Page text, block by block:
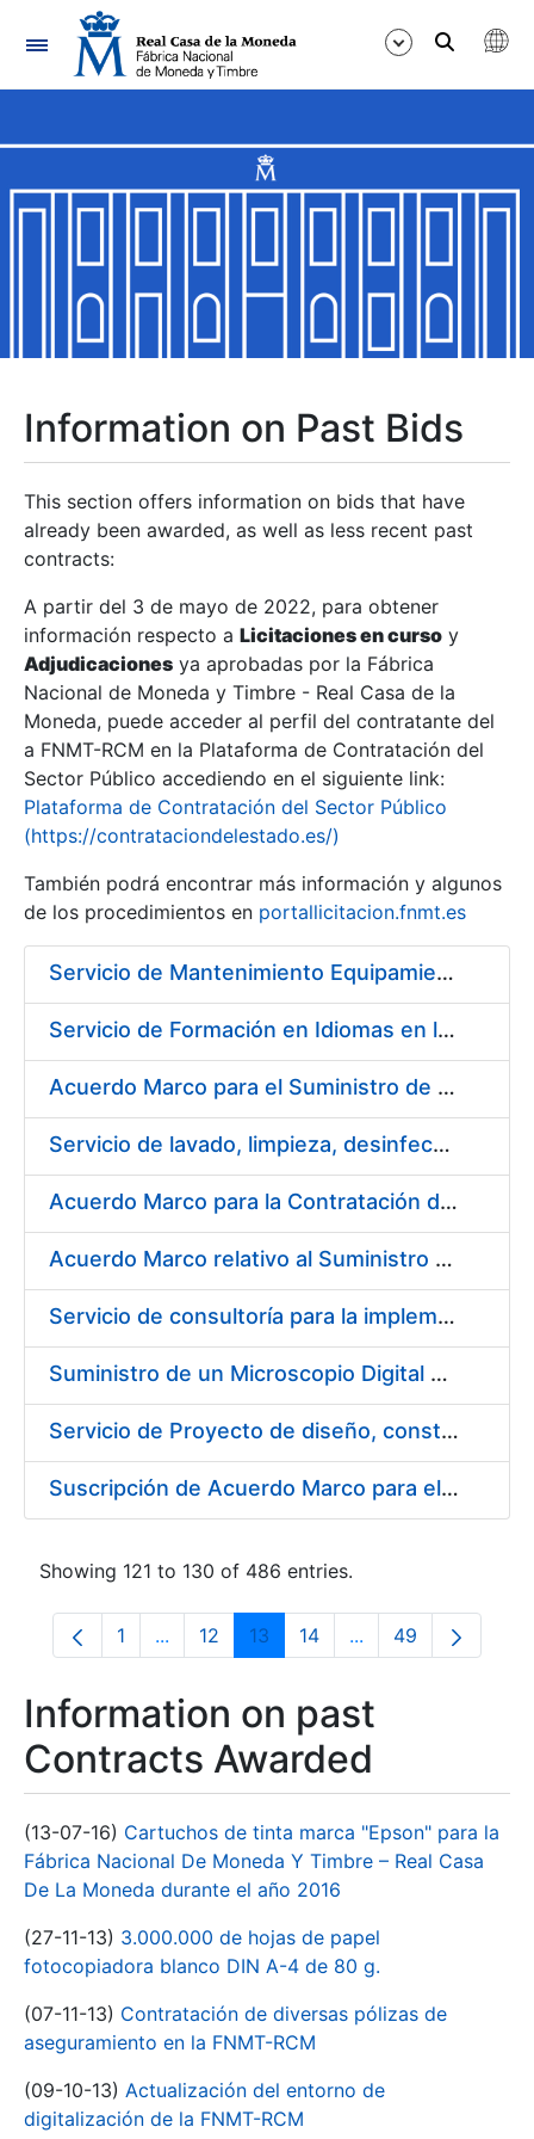
Navigation
Show/Hide
Show/Hide
Show/Hide
Show/Hide
Show/Hide
Show/Hide
Information on Past Bids
This section offers information on bids that have
already been awarded, as well as less recent past
contracts:
A partir del 3 de mayo de 2022, para obtener
información respecto a Licitaciones en curso y
Adjudicaciones ya aprobadas por la Fábrica
Nacional de Moneda y Timbre - Real Casa de la
Moneda, puede acceder al perfil del contratante del
a FNMT-RCM en la Plataforma de Contratación del
Sector Público accediendo en el siguiente link:
Plataforma de Contratación del Sector Público
(https://contrataciondelestado.es/)
También podrá encontrar más información y algunos
de los procedimientos en portallicitacion.fnmt.es
Servicio de Mantenimiento Equipamiento ORACLE en CERES periodo 2019-2020
Servicio de Formación en Idiomas en la Modalidad Presencial
Acuerdo Marco para el Suministro de Droguería y Limpieza para la FNMT-RCM durante el año 2019 en su Sede de Madrid
Servicio de lavado, limpieza, desinfección y descontaminación de la ropa de trabajo del personal de la FNMT-RCM de Madrid
Acuerdo Marco para la Contratación de Fabricación de Piezas
Acuerdo Marco relativo al Suministro de Informáticos 2019
Servicio de consultoría para la implementación de un Proceso Automatizado de Preparación de Expedientes de Compras
Suministro de un Microscopio Digital Automático
Servicio de Proyecto de diseño, construcción, montaje, desmontaje y transporte de stands durante 2019
Suscripción de Acuerdo Marco para el Suministro de Sillería Ergonómica para la FNMT-RCM
Showing 121 to 130 of 486 entries.
Page
1 ...Intermediate Pages Use TAB to navigate.
Page
12 Page
13 Page
14 ...Intermediate
Page
49
Information on past
Contracts Awarded
(13-07-16) Cartuchos de tinta marca "Epson" para la
Fábrica Nacional De Moneda Y Timbre – Real Casa
De La Moneda durante el año 2016
(27-11-13) 3.000.000 de hojas de papel
fotocopiadora blanco DIN A-4 de 80 g.
(07-11-13) Contratación de diversas pólizas de
aseguramiento en la FNMT-RCM
(09-10-13) Actualización del entorno de
digitalización de la FNMT-RCM